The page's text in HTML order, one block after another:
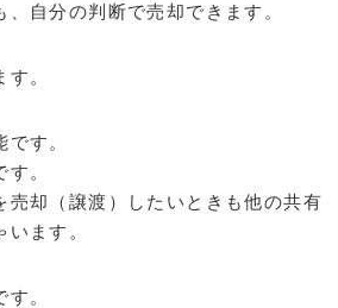
自分の判断で売却できます。
。
す。
す。
却（譲渡）したいときも他の共有
ます。
。